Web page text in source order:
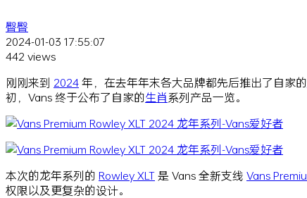
臀臀
2024-01-03 17:55:07
442 views
刚刚来到 2024年，在去年年末各大品牌都先后推出了自家的
初，Vans 终于公布了自家的生肖系列产品一览。
本次的龙年系列的 Rowley XLT是 Vans 全新支线 Vans
权限以及更复杂的设计。